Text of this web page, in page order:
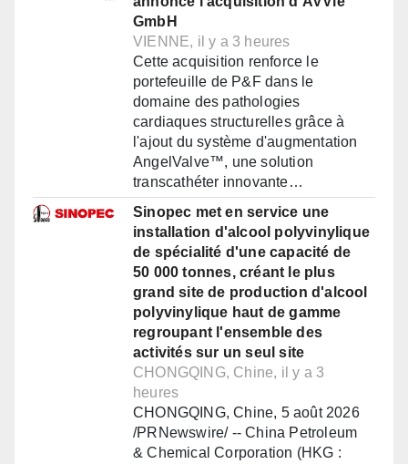
GmbH
VIENNE, il y a 3 heures
Cette acquisition renforce le
portefeuille de P&F dans le
domaine des pathologies
cardiaques structurelles grâce à
l'ajout du système d'augmentation
AngelValve™, une solution
transcathéter innovante…
Sinopec met en service une
installation d'alcool polyvinylique
de spécialité d'une capacité de
50 000 tonnes, créant le plus
grand site de production d'alcool
polyvinylique haut de gamme
regroupant l'ensemble des
activités sur un seul site
CHONGQING, Chine, il y a 3
heures
CHONGQING, Chine, 5 août 2026
/PRNewswire/ -- China Petroleum
& Chemical Corporation (HKG :